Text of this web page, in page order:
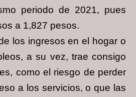
periodo de 2021, pues
a 1,827 pesos.
los ingresos en el hogar o
a su vez, trae consigo
como el riesgo de perder
a los servicios, o que las